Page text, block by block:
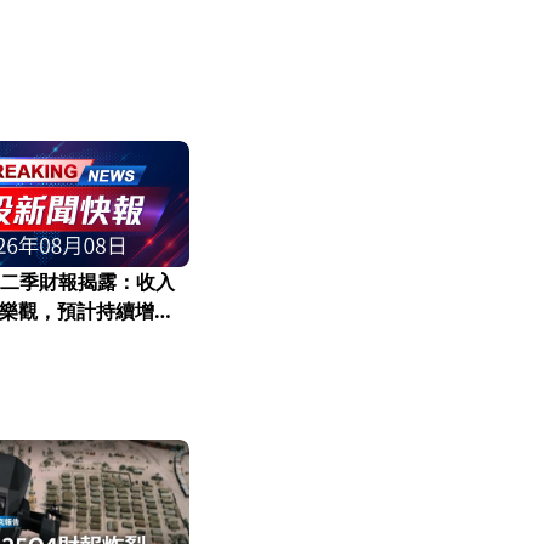
季財報揭露：收入
觀，預計持續增